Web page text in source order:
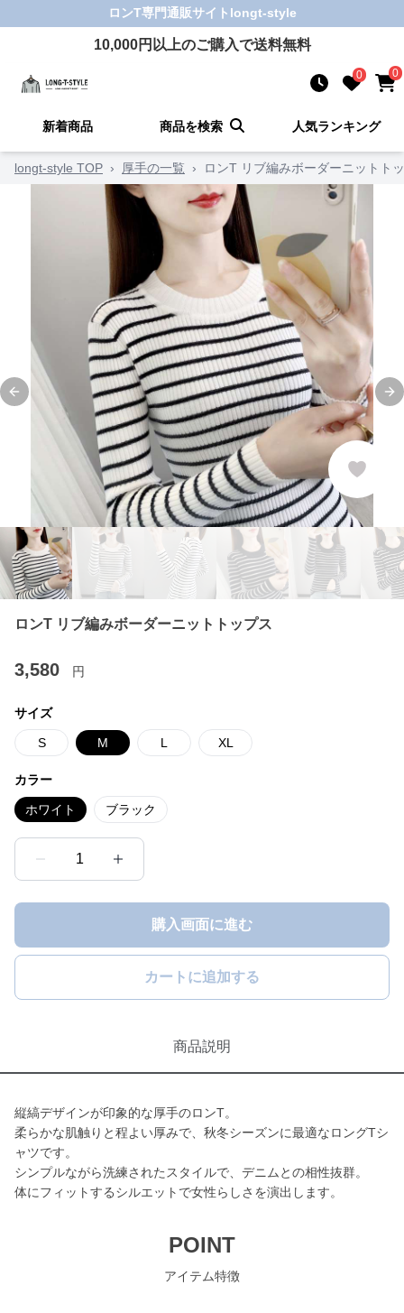
ロンT専門通販サイト longt-style
10,000円以上のご購入で送料無料
0 0
新着商品 商品を検索 人気ランキング
longt-style TOP › 厚手の一覧 › ロンT リブ編みボーダーニットト
Previous slide
ロンT リブ編みボーダーニットトップス
3,580 円
サイズ
S M L XL
カラー
ホワイト ブラック
1
購入画面に進む
カートに追加する
商品説明
縦縞デザインが印象的な厚手のロンT。
柔らかな肌触りと程よい厚みで、秋冬シーズンに最適なロングTシ
ャツです。
シンプルながら洗練されたスタイルで、デニムとの相性抜群。
体にフィットするシルエットで女性らしさを演出します。
POINT
アイテム特徴